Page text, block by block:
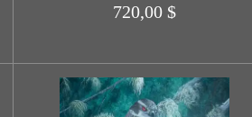
720,00 $